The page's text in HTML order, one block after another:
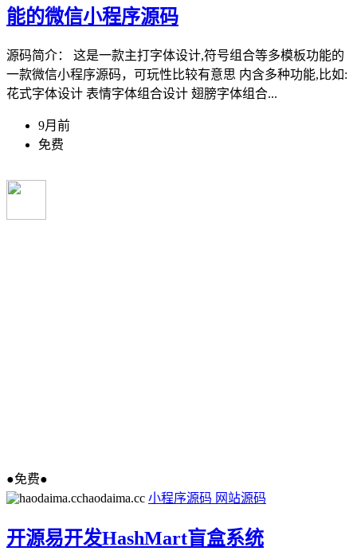
能的微信小程序源码
源码简介： 这是一款主打字体设计,符号组合等多模板功能的
一款微信小程序源码，可玩性比较有意思 内含多种功能,比如:
花式字体设计 表情字体组合设计 翅膀字体组合...
9月前
免费
●免费●
haodaima.cc 小程序源码 网站源码
开源易开发HashMart盲盒系统